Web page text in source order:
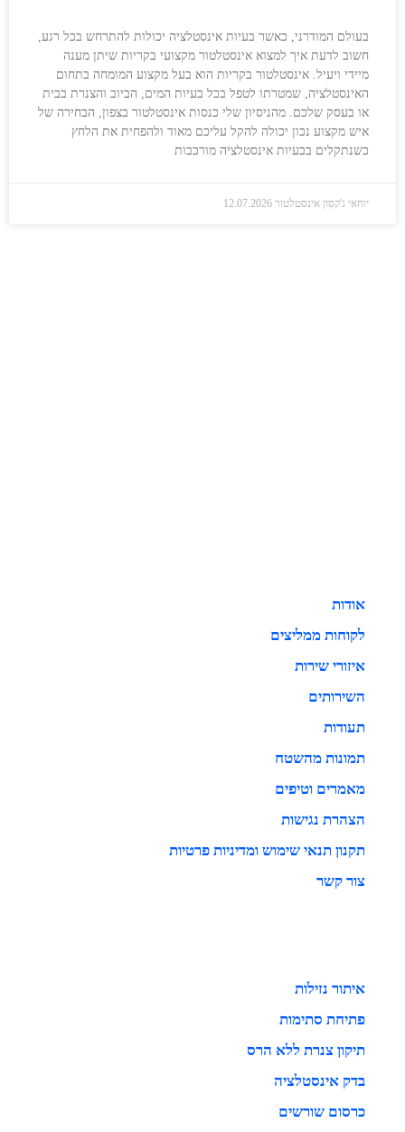
בעולם המודרני, כאשר בעיות אינסטלציה יכולות להתרחש בכל רגע,
חשוב לדעת איך למצוא אינסטלטור מקצועי בקריות שיתן מענה
מיידי ויעיל. אינסטלטור בקריות הוא בעל מקצוע המומחה בתחום
האינסטלציה, שמטרתו לטפל בכל בעיות המים, הביוב והצנרת בבית
או בעסק שלכם. מהניסיון שלי כנסות אינסטלטור בצפון, הבחירה של
איש מקצוע נכון יכולה להקל עליכם מאוד ולהפחית את הלחץ
כשנתקלים בבעיות אינסטלציה מורכבות
יוחאי ג'קסון אינסטלטור 12.07.2026
אודות
לקוחות ממליצים
איזורי שירות
השירותים
תעודות
תמונות מהשטח
מאמרים וטיפים
הצהרת נגישות
תקנון תנאי שימוש ומדיניות פרטיות
צור קשר
איתור נזילות
פתיחת סתימות
תיקון צנרת ללא הרס
בדק אינסטלציה
כרסום שורשים